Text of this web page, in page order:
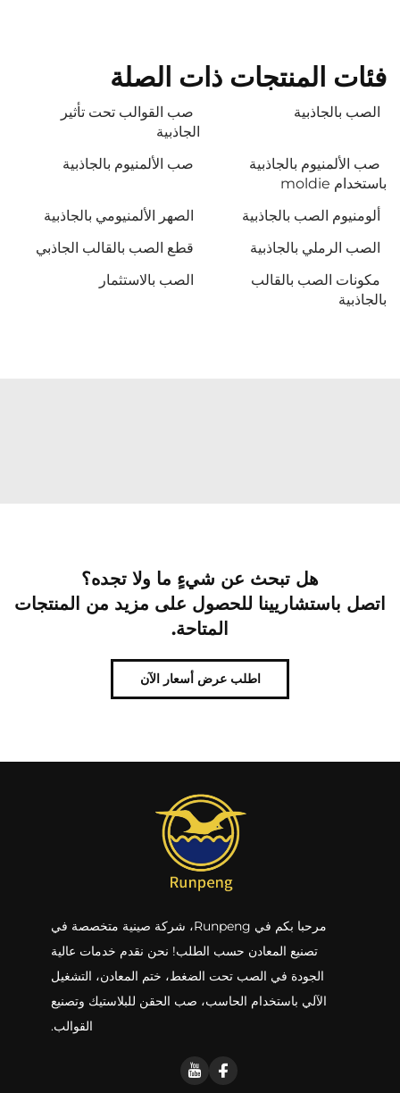
فئات المنتجات ذات الصلة
الصب بالجاذبية
صب القوالب تحت تأثير
الجاذبية
صب الألمنيوم بالجاذبية
باستخدام moldie
صب الألمنيوم بالجاذبية
ألومنيوم الصب بالجاذبية
الصهر الألمنيومي بالجاذبية
الصب الرملي بالجاذبية
قطع الصب بالقالب الجاذبي
مكونات الصب بالقالب
بالجاذبية
الصب بالاستثمار
هل تبحث عن شيءٍ ما ولا تجده؟
اتصل باستشاريينا للحصول على مزيد من المنتجات
المتاحة.
اطلب عرض أسعار الآن
مرحبا بكم في Runpeng، شركة صينية متخصصة في
تصنيع المعادن حسب الطلب! نحن نقدم خدمات عالية
الجودة في الصب تحت الضغط، ختم المعادن، التشغيل
الآلي باستخدام الحاسب، صب الحقن للبلاستيك وتصنيع
القوالب.